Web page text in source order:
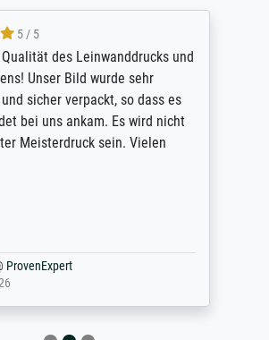
5 / 5
des Leinwanddrucks und
Unser Bild wurde sehr
sicher verpackt, so dass es
bei uns ankam. Es wird nicht
Meisterdruck sein. Vielen
ProvenExpert